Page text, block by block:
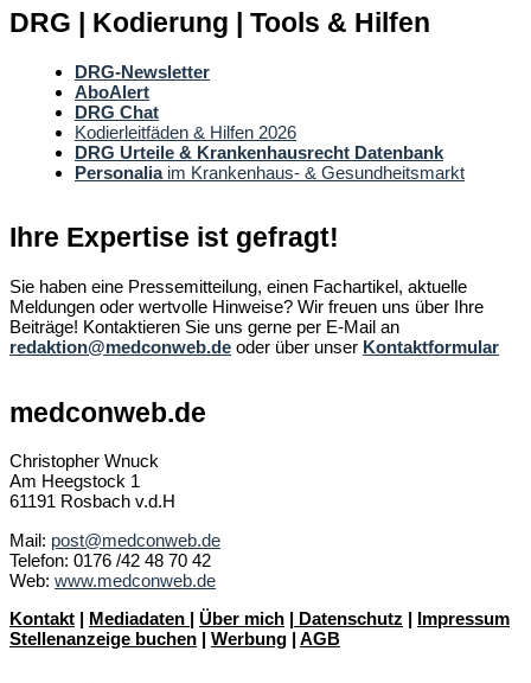
DRG | Kodierung | Tools & Hilfen
DRG-Newsletter
AboAlert
DRG Chat
Kodierleitfäden & Hilfen 2026
DRG Urteile & Krankenhausrecht Datenbank
Personaliaim Krankenhaus- & Gesundheitsmarkt
Ihre Expertise ist gefragt!
Sie haben eine Pressemitteilung, einen Fachartikel, aktuelle
Meldungen oder wertvolle Hinweise? Wir freuen uns über Ihre
Beiträge! Kontaktieren Sie uns gerne per E-Mail an
redaktion@medconweb.de oder über unser Kontaktformular
medconweb.de
Christopher Wnuck
Am Heegstock 1
61191 Rosbach v.d.H
Mail: post@medconweb.de
Telefon: 0176 /42 48 70 42
Web: www.medconweb.de
Kontakt | Mediadaten | Über mich | Datenschutz | Impressum
Stellenanzeige buchen | Werbung | AGB